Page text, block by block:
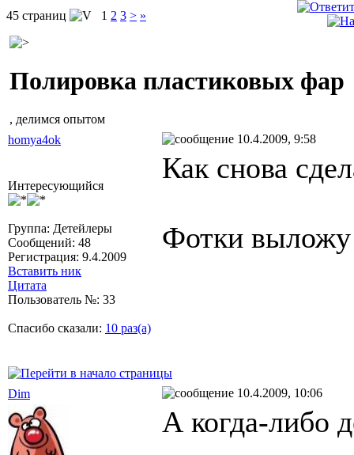
45 страниц 1 2 3 > »
Полировка пластиковых фар
, делимся опытом
homya4ok
10.4.2009, 9:58
Интересующийся
Группа: Детейлеры
Сообщений: 48
Регистрация: 9.4.2009
Вставить ник
Цитата
Пользователь №: 33
Спасибо сказали: 10 раз(а)
Как снова
Фотки выложу
Dim 10.4.2009, 10:06
А когда-либо